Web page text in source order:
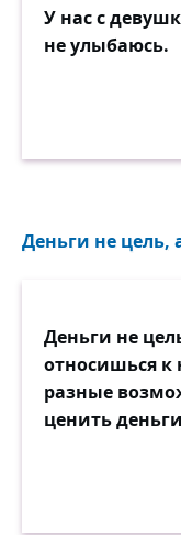
У нас с
не улыбаюсь.
Деньги не цель,
Деньги не
относишься
разные
ценить